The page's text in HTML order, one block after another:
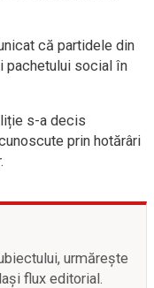
că partidele din
pachetului social în
s-a decis
prin hotărâri
urmărește
flux editorial.